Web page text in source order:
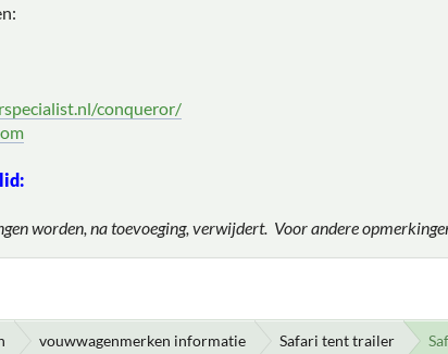
conqueror/
worden, na toevoeging, verwijdert. Voor andere
vouwwagenmerken informatie Safari tent trailer